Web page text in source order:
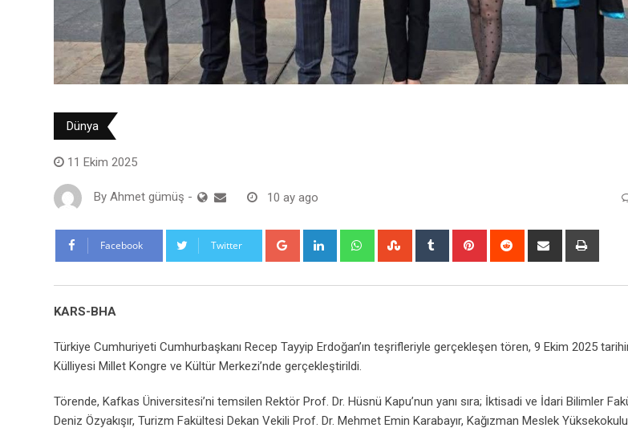
Dünya
11 Ekim 2025
By Ahmet gümüş - 10 ay ago
Facebook Twitter Google+ LinkedIn WhatsappStumbleUpon
Tumblr Pinterest Reddit
Share
KARS-BHA
Türkiye Cumhuriyeti Cumhurbaşkanı Recep Tayyip Erdoğan’ın teşrifleriyle gerçekleşen tören, 9 Ekim 2025
Külliyesi Millet Kongre ve Kültür Merkezi’nde gerçekleştirildi.
Törende, Kafkas Üniversitesi’ni temsilen Rektör Prof. Dr. Hüsnü Kapu’nun yanı sıra; İktisadi ve İdari Bilimler
Deniz Özyakışır, Turizm Fakültesi Dekan Vekili Prof. Dr. Mehmet Emin Karabayır, Kağızman Meslek